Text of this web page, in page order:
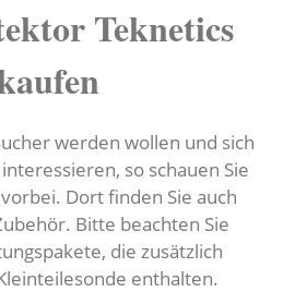
Teknetics
werden wollen und sich
so schauen Sie
Dort finden Sie auch
Bitte beachten Sie
die zusätzlich
enthalten.